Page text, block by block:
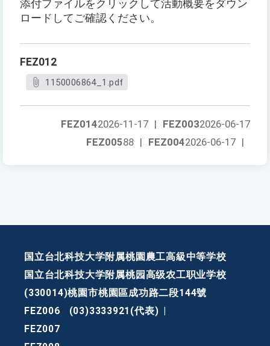
添付ファイルをクリックして活動概要をダウン
ロードしてご確認ください。
FEZ012
1150006864_1.pdf
FEZ0032026-06-17
FEZ0142026-11-17 |
FEZ0042026-06-17 |
FEZ00588 |
国立台北科技大学附属桃園農工高級中等学校
国立台北科技大学附属桃园高级农工职业学校
(330014)桃園市桃園區成功路二段144號
FEZ006
(03)3333921(代表)
FEZ007